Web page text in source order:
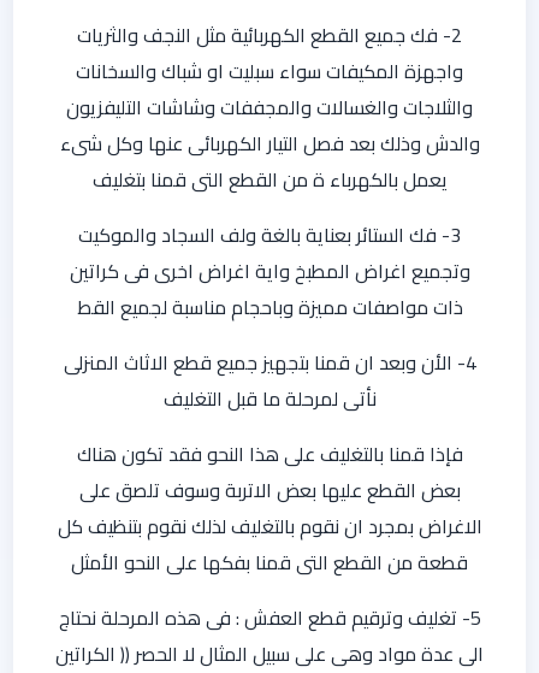
2- فك جميع القطع الكهربائية مثل النجف والثريات
واجهزة المكيفات سواء سبليت او شباك والسخانات
والثلاجات والغسالات والمجففات وشاشات التليفزيون
والدش وذلك بعد فصل التيار الكهربائى عنها وكل شىء
يعمل بالكهرباء ة من القطع التى قمنا بتغليف
3- فك الستائر بعناية بالغة ولف السجاد والموكيت
وتجميع اغراض المطبخ واية اغراض اخرى فى كراتين
ذات مواصفات مميزة وباحجام مناسبة لجميع القط
4- الأن وبعد ان قمنا بتجهيز جميع قطع الاثاث المنزلى
نأتى لمرحلة ما قبل التغليف
فإذا قمنا بالتغليف على هذا النحو فقد تكون هناك
بعض القطع عليها بعض الاتربة وسوف تلصق على
الاغراض بمجرد ان نقوم بالتغليف لذلك نقوم بتنظيف كل
قطعة من القطع التى قمنا بفكها على النحو الأمثل
5- تغليف وترقيم قطع العفش : فى هذه المرحلة نحتاج
الى عدة مواد وهى على سبيل المثال لا الحصر (( الكراتين